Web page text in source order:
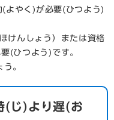
よやく)が必要(ひつよう)
けんしょう）または資格
(ひつよう)です。
。
(じ)より遅(お